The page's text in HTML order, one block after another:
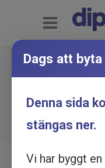
offentliga
ESF-
Jämställdhet
Utbildning online
Dags att
Denna sida
stängas ner.
Vi har byggt